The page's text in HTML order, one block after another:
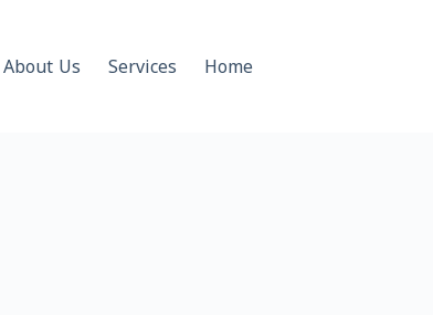
Home
Services
About Us